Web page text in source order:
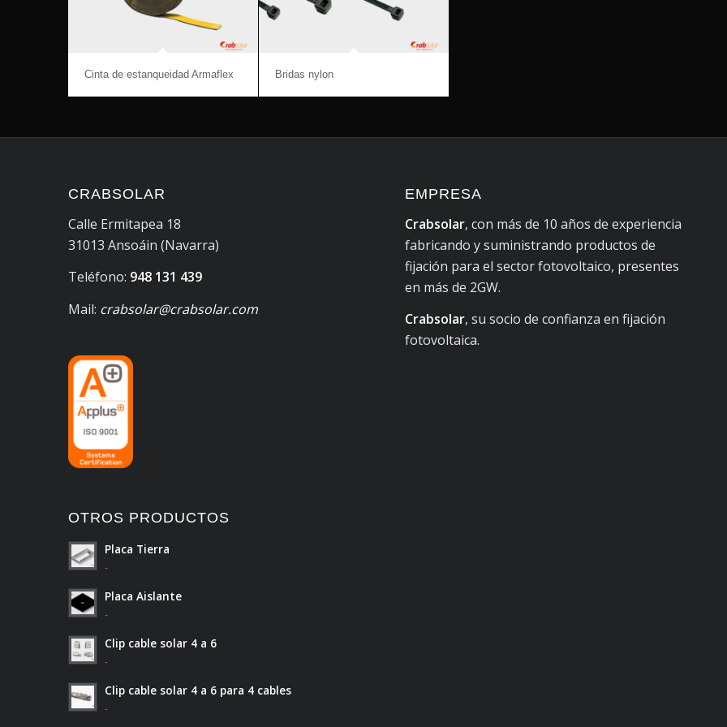
Cinta de estanqueidad Armaflex Bridas nylon
CRABSOLAR
Calle Ermitapea 18
31013 Ansoáin (Navarra)
Teléfono: 948 131 439
Mail: crabsolar@crabsolar.com
OTROS PRODUCTOS
Placa Tierra
-
Placa Aislante
-
Clip cable solar 4 a 6
-
Clip cable solar 4 a 6 para 4 cables
-
EMPRESA
Crabsolar, con más de 10 años de experiencia
fabricando y suministrando productos de
fijación para el sector fotovoltaico, presentes
en más de 2GW.
Crabsolar, su socio de confianza en fijación
fotovoltaica.